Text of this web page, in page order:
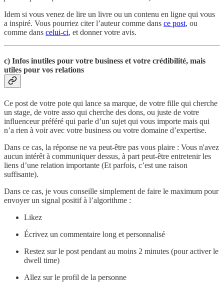
Idem si vous venez de lire un livre ou un contenu en ligne qui vous
a inspiré. Vous pourriez citer l’auteur comme dans ce post, ou
comme dans celui-ci, et donner votre avis.
c) Infos inutiles pour votre business et votre crédibilité, mais
utiles pour vos relations
Ce post de votre pote qui lance sa marque, de votre fille qui cherche
un stage, de votre asso qui cherche des dons, ou juste de votre
influenceur préféré qui parle d’un sujet qui vous importe mais qui
n’a rien à voir avec votre business ou votre domaine d’expertise.
Dans ce cas, la réponse ne va peut-être pas vous plaire : Vous n'avez
aucun intérêt à communiquer dessus, à part peut-être entretenir les
liens d’une relation importante (Et parfois, c’est une raison
suffisante).
Dans ce cas, je vous conseille simplement de faire le maximum pour
envoyer un signal positif à l’algorithme :
Likez
Écrivez un commentaire long et personnalisé
Restez sur le post pendant au moins 2 minutes (pour activer le
dwell time)
Allez sur le profil de la personne